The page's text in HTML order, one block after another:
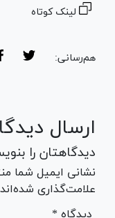
لینک کوتاه
هم‌رسانی:
ارسال
دیدگاهتان را
نشانی ایمیل شما
علامت‌گذاری
* دیدگاه